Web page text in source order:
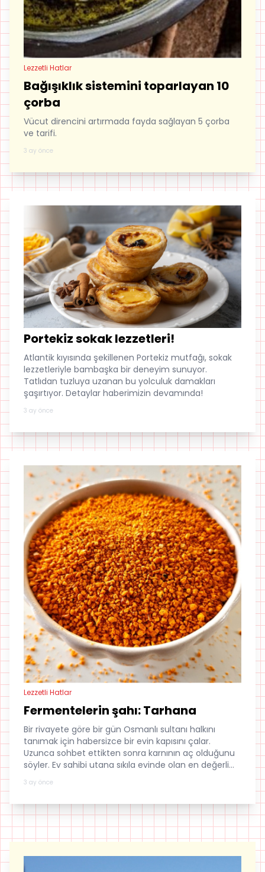
Lezzetli Hatlar
Bağışıklık sistemini toparlayan 10
çorba
Vücut direncini artırmada fayda sağlayan 5 çorba
ve tarifi.
3 ay önce
Portekiz sokak lezzetleri!
Atlantik kıyısında şekillenen Portekiz mutfağı, sokak
lezzetleriyle bambaşka bir deneyim sunuyor.
Tatlıdan tuzluya uzanan bu yolculuk damakları
şaşırtıyor. Detaylar haberimizin devamında!
3 ay önce
Lezzetli Hatlar
Fermentelerin şahı: Tarhana
Bir rivayete göre bir gün Osmanlı sultanı halkını
tanımak için habersizce bir evin kapısını çalar.
Uzunca sohbet ettikten sonra karnının aç olduğunu
söyler. Ev sahibi utana sıkıla evinde olan en değerli
malzemelerle yapılmış çorbayı pişirir. Sultan çorbayı
çok beğenir adını sorar. Kadın dar hane (fakir
tarhana olarak her eve yayılmıştır.
3 ay önce